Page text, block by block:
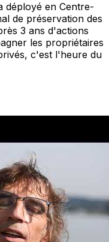
déployé en Centre-
de préservation des
3 ans d'actions
les propriétaires
c'est l'heure du